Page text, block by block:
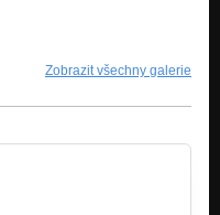
Zobrazit všechny galerie